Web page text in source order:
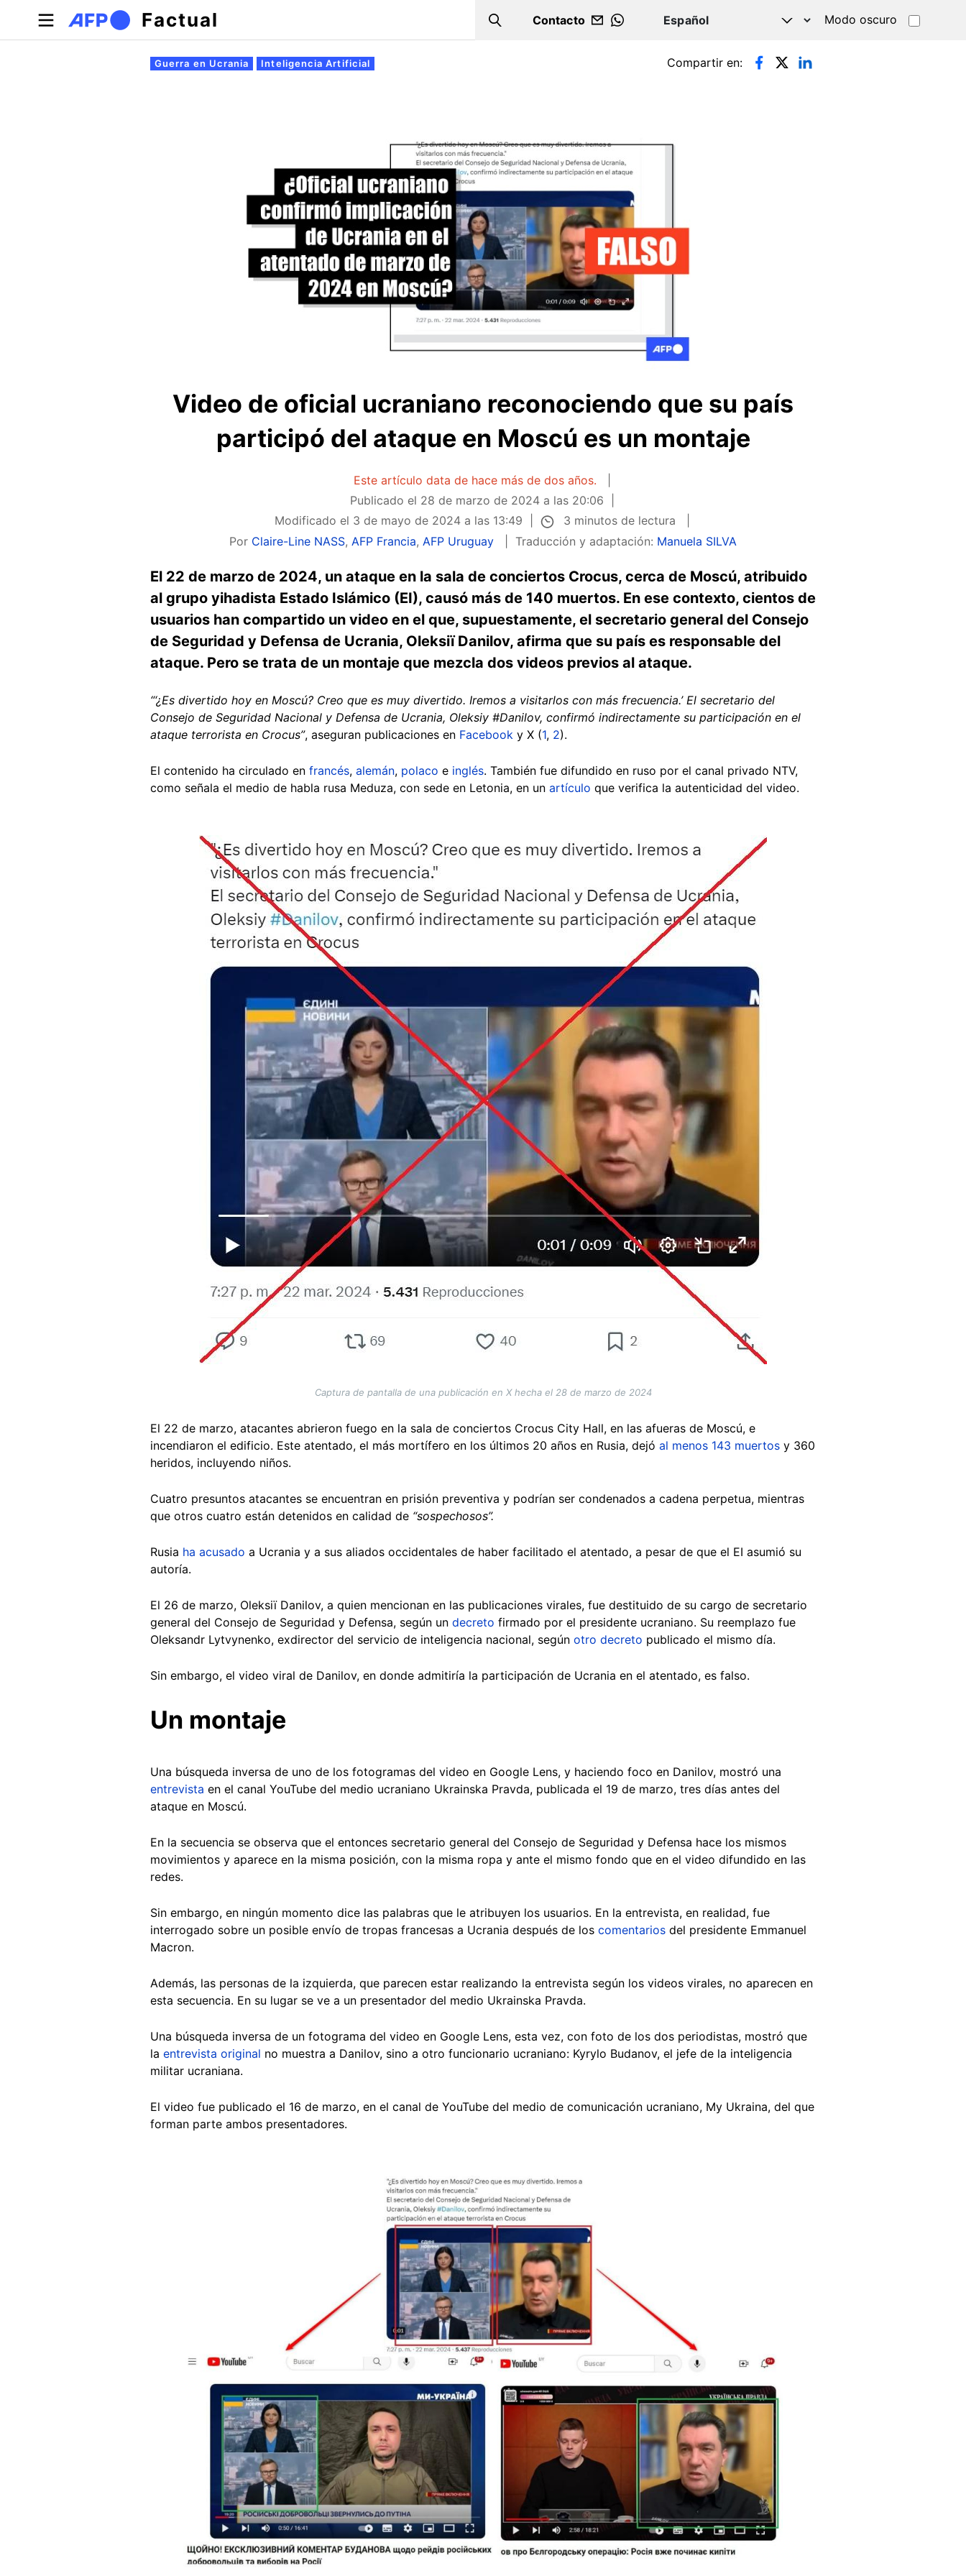
Pasar al contenido principal
Factual Search
Contacto
WHATSAPP
Modo oscuro
Solapas principales
Guerra en Ucrania Inteligencia Artificial Compartir en:
Video de oficial ucraniano reconociendo que su país
participó del ataque en Moscú es un montaje
Este artículo data de hace más de dos años.
Publicado el 28 de marzo de 2024 a las 20:06
Modificado el 3 de mayo de 2024 a las 13:49
3 minutos de lectura
Por Claire-Line NASS, AFP Francia, AFP Uruguay Traducción y adaptación: Manuela SILVA
El 22 de marzo de 2024, un ataque en la sala de conciertos Crocus, cerca de Moscú, atribuido
al grupo yihadista Estado Islámico (EI), causó más de 140 muertos. En ese contexto, cientos de
usuarios han compartido un video en el que, supuestamente, el secretario general del Consejo
de Seguridad y Defensa de Ucrania, Oleksiï Danilov, afirma que su país es responsable del
ataque. Pero se trata de un montaje que mezcla dos videos previos al ataque.
“‘¿Es divertido hoy en Moscú? Creo que es muy divertido. Iremos a visitarlos con más frecuencia.’ El secretario del
Consejo de Seguridad Nacional y Defensa de Ucrania, Oleksiy #Danilov, confirmó indirectamente su participación en el
ataque terrorista en Crocus”, aseguran publicaciones en Facebook y X (1, 2).
El contenido ha circulado en francés, alemán, polaco e inglés. También fue difundido en ruso por el canal privado NTV,
como señala el medio de habla rusa Meduza, con sede en Letonia, en un artículo que verifica la autenticidad del video.
Captura de pantalla de una publicación en X hecha el 28 de marzo de 2024
El 22 de marzo, atacantes abrieron fuego en la sala de conciertos Crocus City Hall, en las afueras de Moscú, e
incendiaron el edificio. Este atentado, el más mortífero en los últimos 20 años en Rusia, dejó al menos 143 muertos y 360
heridos, incluyendo niños.
Cuatro presuntos atacantes se encuentran en prisión preventiva y podrían ser condenados a cadena perpetua, mientras
que otros cuatro están detenidos en calidad de “sospechosos”.
Rusia ha acusado a Ucrania y a sus aliados occidentales de haber facilitado el atentado, a pesar de que el EI asumió su
autoría.
El 26 de marzo, Oleksiï Danilov, a quien mencionan en las publicaciones virales, fue destituido de su cargo de secretario
general del Consejo de Seguridad y Defensa, según un decreto firmado por el presidente ucraniano. Su reemplazo fue
Oleksandr Lytvynenko, exdirector del servicio de inteligencia nacional, según otro decreto publicado el mismo día.
Sin embargo, el video viral de Danilov, en donde admitiría la participación de Ucrania en el atentado, es falso.
Un montaje
Una búsqueda inversa de uno de los fotogramas del video en Google Lens, y haciendo foco en Danilov, mostró una
entrevista en el canal YouTube del medio ucraniano Ukrainska Pravda, publicada el 19 de marzo, tres días antes del
ataque en Moscú.
En la secuencia se observa que el entonces secretario general del Consejo de Seguridad y Defensa hace los mismos
movimientos y aparece en la misma posición, con la misma ropa y ante el mismo fondo que en el video difundido en las
redes.
Sin embargo, en ningún momento dice las palabras que le atribuyen los usuarios. En la entrevista, en realidad, fue
interrogado sobre un posible envío de tropas francesas a Ucrania después de los comentarios del presidente Emmanuel
Macron.
Además, las personas de la izquierda, que parecen estar realizando la entrevista según los videos virales, no aparecen en
esta secuencia. En su lugar se ve a un presentador del medio Ukrainska Pravda.
Una búsqueda inversa de un fotograma del video en Google Lens, esta vez, con foto de los dos periodistas, mostró que
la entrevista original no muestra a Danilov, sino a otro funcionario ucraniano: Kyrylo Budanov, el jefe de la inteligencia
militar ucraniana.
El video fue publicado el 16 de marzo, en el canal de YouTube del medio de comunicación ucraniano, My Ukraina, del que
forman parte ambos presentadores.